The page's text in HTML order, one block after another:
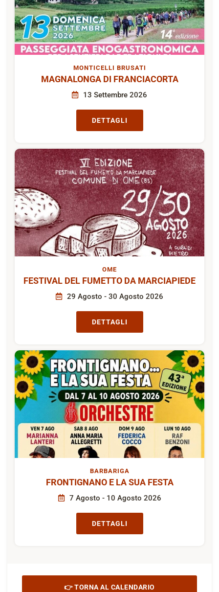
MONTICELLI BRUSATI
MAGNALONGA DI FRANCIACORTA
13 Settembre 2026
DETTAGLI
OME
FESTIVAL DEL FUMETTO DA MARCIAPIEDE
29 Agosto - 30 Agosto 2026
DETTAGLI
BARBARIGA
FRONTIGNANO E LA SUA FESTA
7 Agosto - 10 Agosto 2026
DETTAGLI
👉 TORNA AL CALENDARIO